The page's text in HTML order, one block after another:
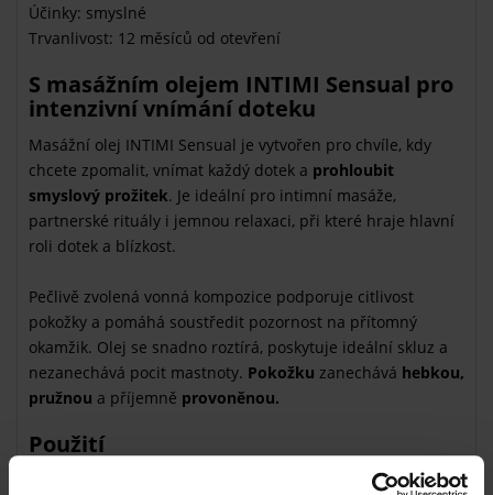
Účinky: smyslné
Trvanlivost: 12 měsíců od otevření
S masážním olejem INTIMI Sensual pro
intenzivní vnímání doteku
Masážní olej INTIMI Sensual je vytvořen pro chvíle, kdy
chcete zpomalit, vnímat každý dotek a prohloubit
smyslový prožitek. Je ideální pro intimní masáže,
partnerské rituály i jemnou relaxaci, při které hraje hlavní
roli dotek a blízkost.
Pečlivě zvolená vonná kompozice podporuje citlivost
pokožky a pomáhá soustředit pozornost na přítomný
okamžik. Olej se snadno roztírá, poskytuje ideální skluz a
nezanechává pocit mastnoty. Pokožku zanechává hebkou,
pružnou a příjemně provoněnou.
Použití
Naneste olej na vlhkou nebo suchou pokožku a masírujte